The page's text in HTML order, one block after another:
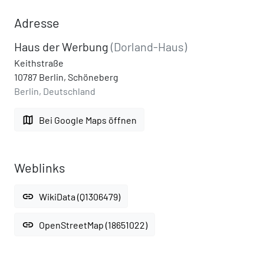
Adresse
Haus der Werbung (Dorland-Haus)
Keithstraße
10787 Berlin, Schöneberg
Berlin, Deutschland
map Bei Google Maps öffnen
Weblinks
link WikiData (Q1306479)
link OpenStreetMap (18651022)